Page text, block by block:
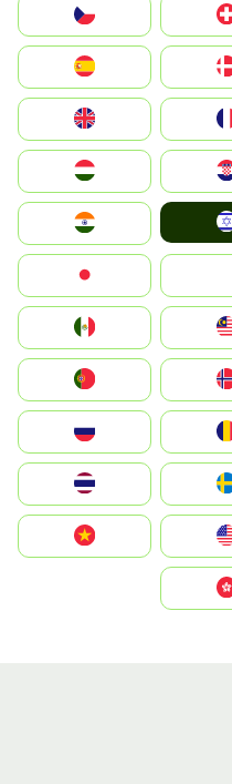
България
Switzerland
Czechia
Deutschland
Denmark
United Kingdom
Hrvatska
Magyarország
Indonesia
South Korea
Nederland
Portugal
România
Slovensko
United States
Vietnam